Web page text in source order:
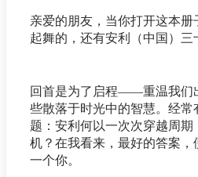
亲爱的朋友，当你打开这本册
起舞的，还有安利（中国）三
回首是为了启程——重温我们
些散落于时光中的智慧。经常
题：安利何以一次次穿越周期
机？在我看来，最好的答案
一个你。